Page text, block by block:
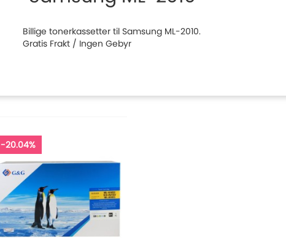
Billige tonerkassetter til Samsung ML-2010.
Gratis Frakt / Ingen Gebyr
-20.04%